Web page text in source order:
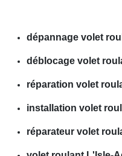
dépannage volet
déblocage volet
réparation volet
installation volet
réparateur volet